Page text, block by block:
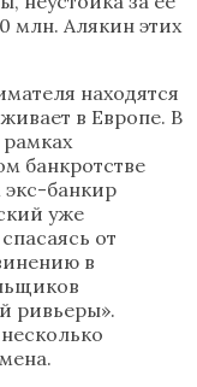
млн. Алякин этих
находятся
в Европе. В
банкротстве
банкир
уже
от
в
ривьеры».